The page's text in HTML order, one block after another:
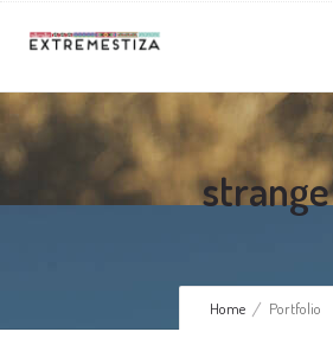
strange
Home Portfolio